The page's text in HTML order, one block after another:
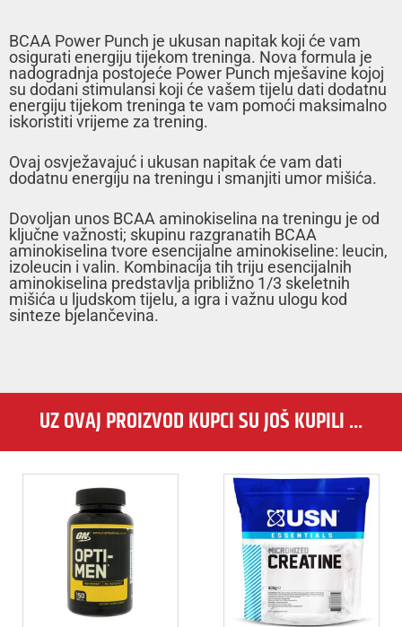
BCAA Power Punch je ukusan napitak koji će vam
osigurati energiju tijekom treninga. Nova formula je
nadogradnja postojeće Power Punch mješavine kojoj
su dodani stimulansi koji će vašem tijelu dati dodatnu
energiju tijekom treninga te vam pomoći maksimalno
iskoristiti vrijeme za trening.
Ovaj osvježavajuć i ukusan napitak će vam dati
dodatnu energiju na treningu i smanjiti umor mišića.
Dovoljan unos BCAA aminokiselina na treningu je od
ključne važnosti; skupinu razgranatih BCAA
aminokiselina tvore esencijalne aminokiseline: leucin,
izoleucin i valin. Kombinacija tih triju esencijalnih
aminokiselina predstavlja približno 1/3 skeletnih
mišića u ljudskom tijelu, a igra i važnu ulogu kod
sinteze bjelančevina.
UZ OVAJ PROIZVOD KUPCI SU JOŠ KUPILI ...